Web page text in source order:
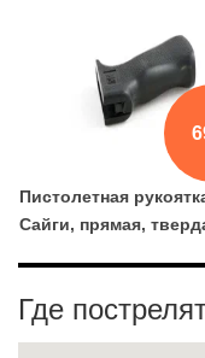
Пистолетная
Сайги, прямая,
Где